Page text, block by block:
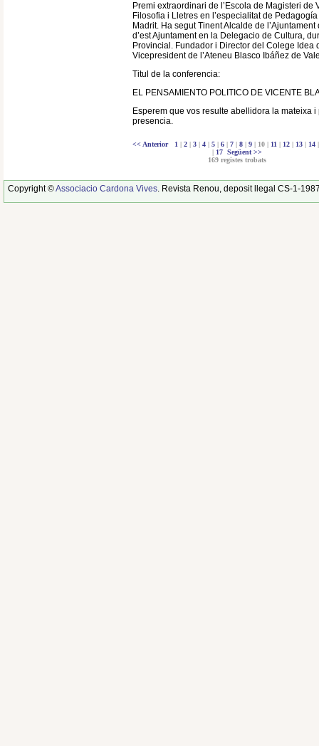
Premi extraordinari de l’Escola de Magisteri de
Filosofia i Lletres en l’especialitat de
Madrit. Ha segut Tinent Alcalde de
d’est Ajuntament en la Delegacio de Cultura,
Provincial. Fundador i Director del Colege Idea
Vicepresident de l’Ateneu Blasco Ibáñez de
Titul de la conferencia:
EL PENSAMIENTO POLITICO DE VICENTE
Esperem que vos resulte abellidora la mateixa
presencia.
<< Anterior 1 |2 |3 |4 |5 |6 |7 |8 |9 | 10 | 11 | 12 | 13 | 14
| 17Següent >>
169 registes trobats
Copyright ©Associacio Cardona Vives. Revista Renou, deposit llegal CS-1-